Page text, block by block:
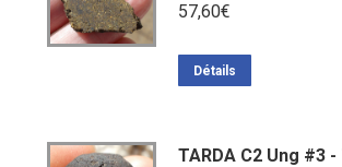
57,60€
Détails
TARDA C2 Ung #3 -